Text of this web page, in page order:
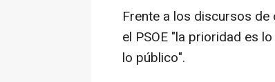
Frente a los discursos
el PSOE "la prioridad es
lo público".